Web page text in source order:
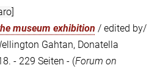
museum exhibition / edited by/
Gahtan, Donatella
- 229 Seiten - (Forum on